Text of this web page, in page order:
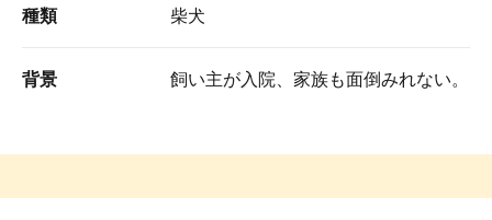
種類 柴犬
背景 飼い主が入院、家族も面倒みれない。